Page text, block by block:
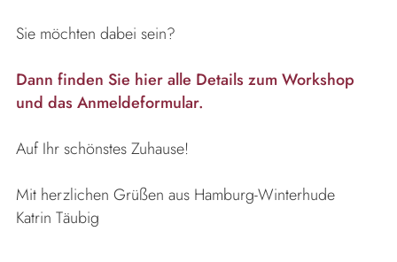
Sie möchten dabei sein?
Dann finden Sie hier alle Details zum Workshop
und das Anmeldeformular.
Auf Ihr schönstes Zuhause!
Mit herzlichen Grüßen aus Hamburg-Winterhude
Katrin Täubig